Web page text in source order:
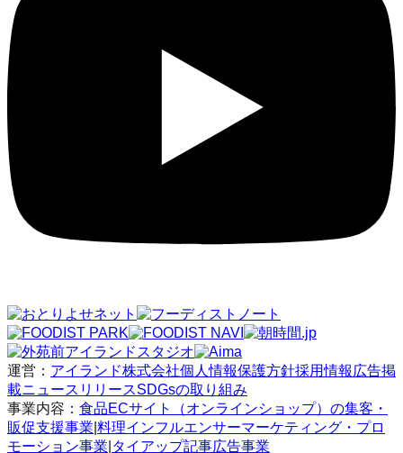
運営： アイランド株式会社個人情報保護方針採用情報 広告掲
載ニュースリリースSDGsの取り組み
事業内容： 食品ECサイト（オンラインショップ）の集客・
販促支援事業 料理インフルエンサーマーケティング・プロ
モーション事業 タイアップ記事広告事業